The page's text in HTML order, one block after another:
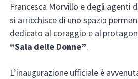
Francesca Morvillo e degli agenti
si arricchisce di uno spazio
dedicato al coraggio e al
“Sala delle Donne”.
L’inaugurazione ufficiale è